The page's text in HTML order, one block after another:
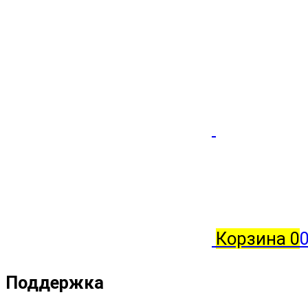
Корзина 0
Поддержка